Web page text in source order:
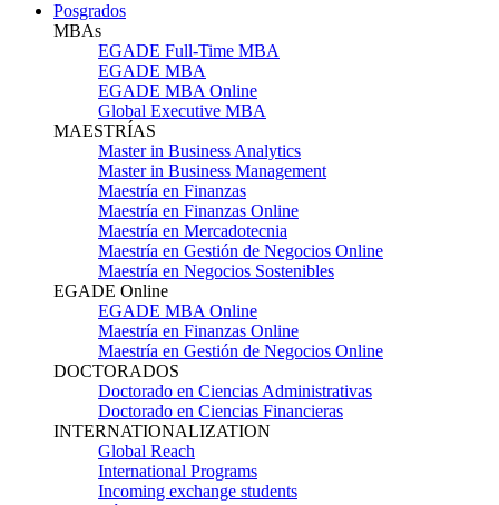
Posgrados
MBAs
EGADE Full-Time MBA
EGADE MBA
EGADE MBA Online
Global Executive MBA
MAESTRÍAS
Master in Business Analytics
Master in Business Management
Maestría en Finanzas
Maestría en Finanzas Online
Maestría en Mercadotecnia
Maestría en Gestión de Negocios Online
Maestría en Negocios Sostenibles
EGADE Online
EGADE MBA Online
Maestría en Finanzas Online
Maestría en Gestión de Negocios Online
DOCTORADOS
Doctorado en Ciencias Administrativas
Doctorado en Ciencias Financieras
INTERNATIONALIZATION
Global Reach
International Programs
Incoming exchange students